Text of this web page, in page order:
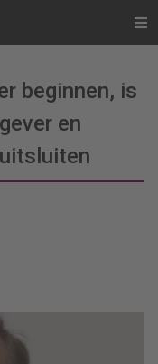
beginnen, is
en